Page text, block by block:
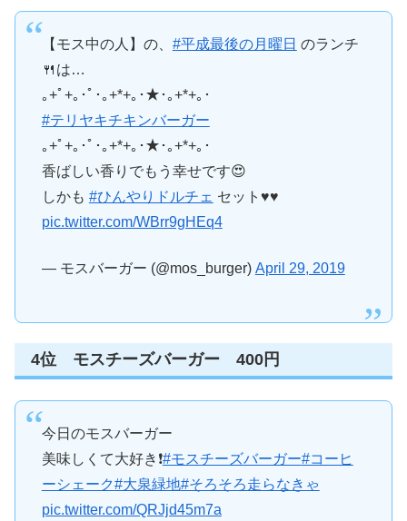
【モス中の人】の、 #平成最後の月曜日 のランチ
🍴は…
｡+ﾟ+｡･ﾟ･｡+*+｡･★･｡+*+｡･
#テリヤキチキンバーガー
｡+ﾟ+｡･ﾟ･｡+*+｡･★･｡+*+｡･
香ばしい香りでもう幸せです😍
しかも #ひんやりドルチェ セット♥♥
pic.twitter.com/WBrr9gHEq4
— モスバーガー (@mos_burger) April 29, 2019
4位 モスチーズバーガー 400円
今日のモスバーガー
美味しくて大好き❗️#モスチーズバーガー#コーヒ
ーシェーク#大泉緑地#そろそろ走らなきゃ
pic.twitter.com/QRJjd45m7a